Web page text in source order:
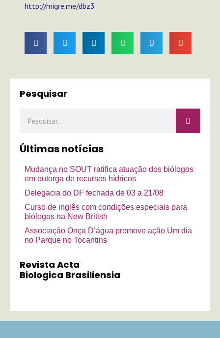
http://migre.me/dbz3
Pesquisar
Últimas notícias
Mudança no SOUT ratifica atuação dos biólogos
em outorga de recursos hídricos
Delegacia do DF fechada de 03 a 21/08
Curso de inglês com condições especiais para
biólogos na New British
Associação Onça D’água promove ação Um dia
no Parque no Tocantins
Revista Acta
Biologica Brasiliensia